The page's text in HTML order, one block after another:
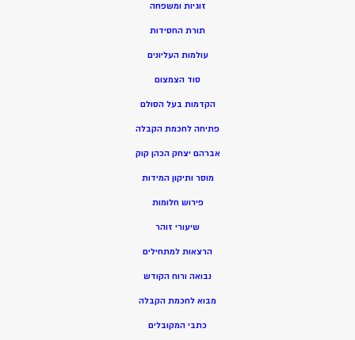
זוגיות ומשפחה
תורת החסידות
עולמות העליונים
סוד הצמצום
הקדמות בעל הסולם
פתיחה לחכמת הקבלה
אברהם יצחק הכהן קוק
מוסר ותיקון המידות
פירוש חלומות
שיעורי זוהר
הרצאות למתחילים
נבואה ורוח הקודש
מבוא לחכמת הקבלה
כתבי המקובלים